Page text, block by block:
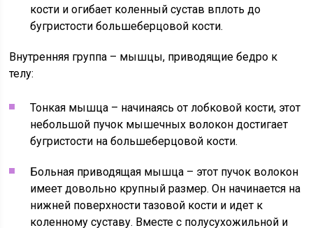
кости и огибает коленный сустав вплоть до
бугристости большеберцовой кости.
Внутренняя группа – мышцы, приводящие бедро к
телу:
Тонкая мышца – начинаясь от лобковой кости, этот
небольшой пучок мышечных волокон достигает
бугристости на большеберцовой кости.
Больная приводящая мышца – этот пучок волокон
имеет довольно крупный размер. Он начинается на
нижней поверхности тазовой кости и идет к
коленному суставу. Вместе с полусухожильной и